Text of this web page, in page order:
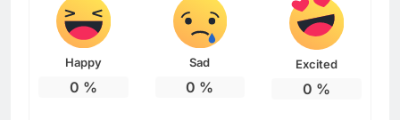
Happy
0 %
Sad
0 %
Excited
0 %